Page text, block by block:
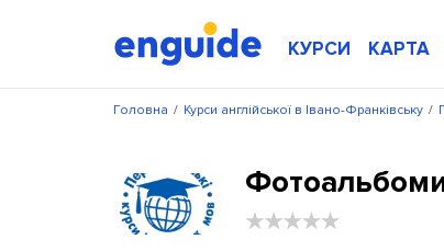
КУРСИ КАРТА
/
Головна /
Курси англійської в Івано-Франківську
Фотоальбоми